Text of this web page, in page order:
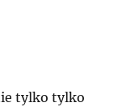
tylko tylko